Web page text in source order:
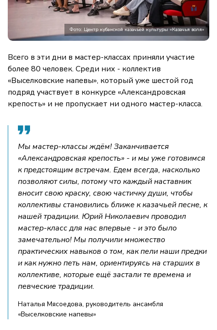
Фото: Центр кубанской казачьей культуры «Казачья воля»
Всего в эти дни в мастер-классах приняли участие
более 80 человек. Среди них - коллектив
«Выселковские напевы», который уже шестой год
подряд участвует в конкурсе «Александровская
крепость» и не пропускает ни одного мастер-класса.
Мы мастер-классы ждём! Заканчивается
«Александровская крепость» - и мы уже готовимся
к предстоящим встречам. Едем всегда, насколько
позволяют силы, потому что каждый наставник
вносит свою краску, свою частичку души, чтобы
коллективы становились ближе к казачьей песне, к
нашей традиции. Юрий Николаевич проводил
мастер-класс для нас впервые - и это было
замечательно! Мы получили множество
практических навыков о том, как пели наши предки
и как нужно петь нам, ориентируясь на старших в
коллективе, которые ещё застали те времена и
певческие традиции.
Наталья Мясоедова, руководитель ансамбля
«Выселковские напевы»